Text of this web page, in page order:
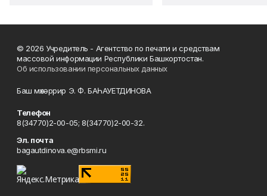
© 2026 Учредитель - Агентство по печати и средствам
массовой информации Республики Башкортостан.
Об использовании персональных данных
Баш мөхәррир Э. Ф. БАҺАУЕТДИНОВА
Телефон
8(34770)2-00-05; 8(34770)2-00-32.
Эл. почта
bagautdinova.e@rbsmi.ru